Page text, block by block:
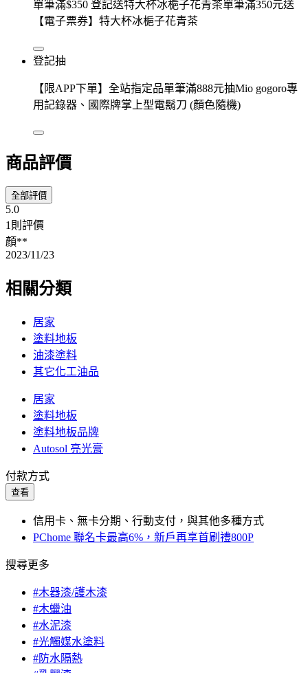
單筆滿$350 登記送特大杯冰梔子花青茶單筆滿350元送
【電子票券】特大杯冰梔子花青茶
登記抽
【限APP下單】全站指定品單筆滿888元抽Mio gogoro專
用記錄器、國際牌掌上型電鬍刀 (顏色隨機)
商品評價
全部評價
5.0
1則評價
顏**
2023/11/23
相關分類
居家
塗料地板
油漆塗料
其它化工油品
居家
塗料地板
塗料地板品牌
Autosol 亮光膏
付款方式
查看
信用卡、無卡分期、行動支付，與其他多種方式
PChome 聯名卡最高6%，新戶再享首刷禮800P
搜尋更多
#木器漆/護木漆
#木蠟油
#水泥漆
#光觸媒水塗料
#防水隔熱